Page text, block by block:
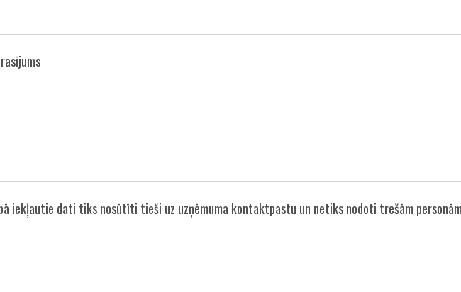
iekļautie dati tiks nosūtīti tieši uz uzņēmuma kontaktpastu un netiks nodoti trešām